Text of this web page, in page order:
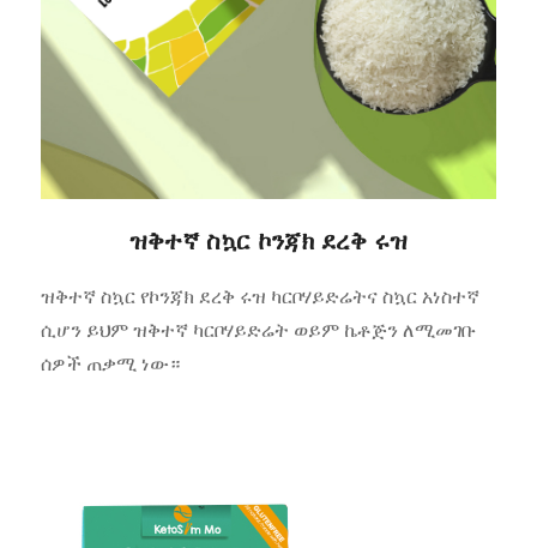
ዝቅተኛ ስኳር ኮንጃክ ደረቅ ሩዝ
ዝቅተኛ ስኳር የኮንጃክ ደረቅ ሩዝ ካርቦሃይድሬትና ስኳር አነስተኛ
ሲሆን ይህም ዝቅተኛ ካርቦሃይድሬት ወይም ኬቶጅን ለሚመገቡ
ሰዎች ጠቃሚ ነው።